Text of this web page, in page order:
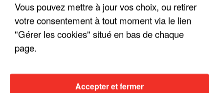
"ON N'EST PAS DES PARENTS
Vous pouvez mettre à jour vos choix, ou retirer
votre consentement à tout moment via le lien
"Gérer les cookies" situé en bas de chaque
page.
Accepter et fermer